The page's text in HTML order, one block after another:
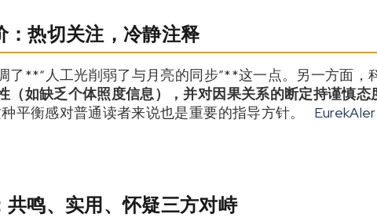
：热切关注，冷静注释
了**“人工光削弱了与月亮的同步”**这一点。另一方面，
（如缺乏个体照度信息） ，并对因果关系的断定持谨慎态
平衡感对普通读者来说也是重要的指导方针。
共鸣、实用、怀疑三方对峙